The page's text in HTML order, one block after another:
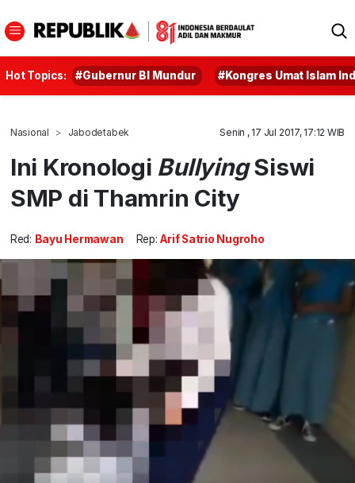
Hot Topics: #Gubernur BI Mundur #Kongres Umat Islam
Nasional Jabodetabek Senin , 17 Jul 2017, 17:12 WIB
Ini Kronologi BullyingSiswi
SMP di Thamrin City
Red: Bayu Hermawan Rep: Arif Satrio Nugroho